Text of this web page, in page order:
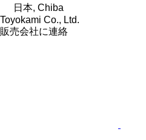
日本, Chiba
Toyokami Co., Ltd.
販売会社に連絡